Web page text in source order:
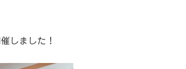
しました！